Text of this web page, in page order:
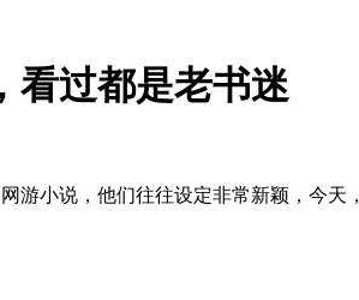
看过都是老书迷
游小说，他们往往设定非常新颖，今天，